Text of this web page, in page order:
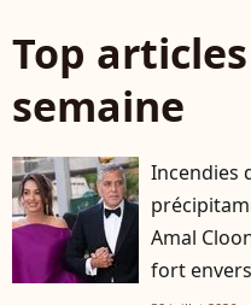
Top
semaine
Incendies
Amal
fort